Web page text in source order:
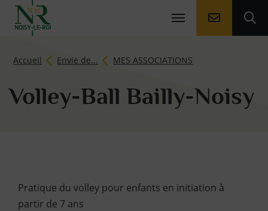
Aller à la
Accueil
Page d'accueil du site
Envie de... MES ASSOCIATIONS
Volley-Ball Bailly-Noisy
Contenu de la fiche
Pratique du volley pour enfants en initiation à
partir de 7 ans